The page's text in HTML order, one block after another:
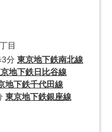
目
3分 東京地下鉄南北線
地下鉄日比谷線
地下鉄千代田線
東京地下鉄銀座線